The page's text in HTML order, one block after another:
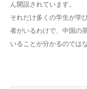
ん開設されています。
それだけ多くの学生が学
者がいるわけで、中国の
いることが分かるのでは